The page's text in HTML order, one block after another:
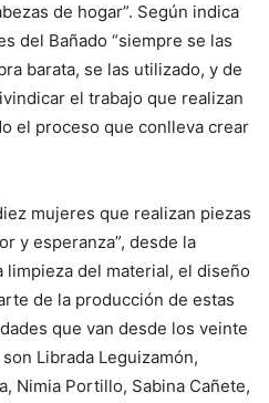
de hogar”. Según indica
del Bañado “siempre se las
barata, se las utilizado, y de
el trabajo que realizan
el proceso que conlleva crear
mujeres que realizan piezas
y esperanza”, desde la
del material, el diseño
de la producción de estas
que van desde los veinte
Librada Leguizamón,
Nimia Portillo, Sabina Cañete,